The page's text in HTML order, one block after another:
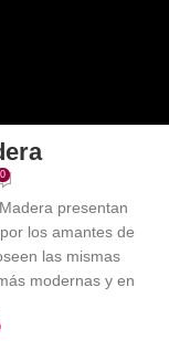
0
presentan
los amantes de
las mismas
modernas y en